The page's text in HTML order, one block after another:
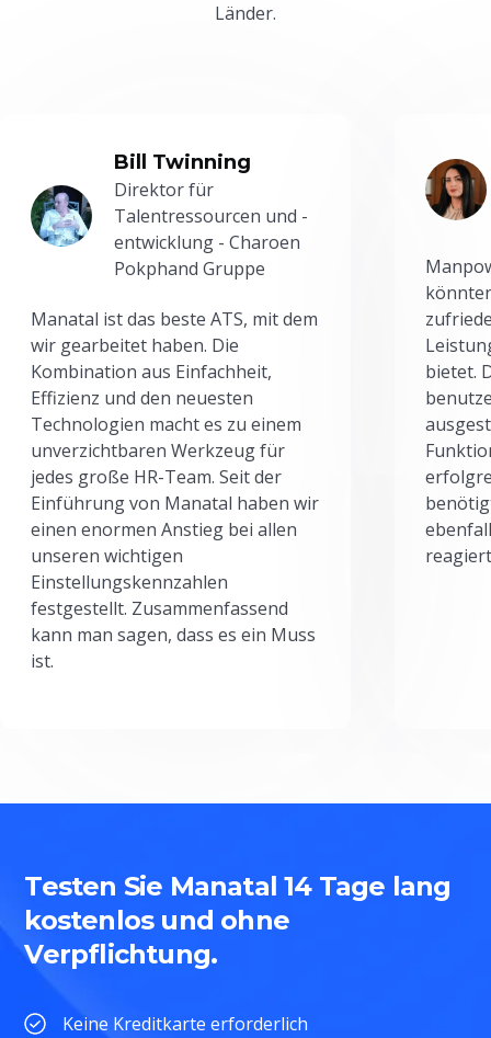
Länder.
Bill Twinning
Direktor für
Talentressourcen und -
entwicklung - Charoen
Pokphand Gruppe
Manatal ist das beste ATS, mit dem
wir gearbeitet haben. Die
Kombination aus Einfachheit,
Effizienz und den neuesten
Technologien macht es zu einem
unverzichtbaren Werkzeug für
jedes große HR-Team. Seit der
Einführung von Manatal haben wir
einen enormen Anstieg bei allen
unseren wichtigen
Einstellungskennzahlen
festgestellt. Zusammenfassend
kann man sagen, dass es ein Muss
ist.
bietet.
Testen Sie Manatal 14 Tage lang
kostenlos und ohne
Verpflichtung.
Keine Kreditkarte erforderlich